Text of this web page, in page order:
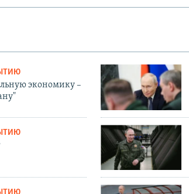
экономику –